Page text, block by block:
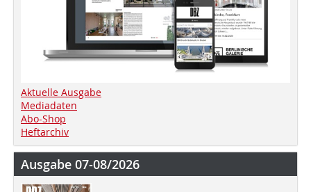
Aktuelle Ausgabe
Mediadaten
Abo-Shop
Heftarchiv
Ausgabe 07-08/2026